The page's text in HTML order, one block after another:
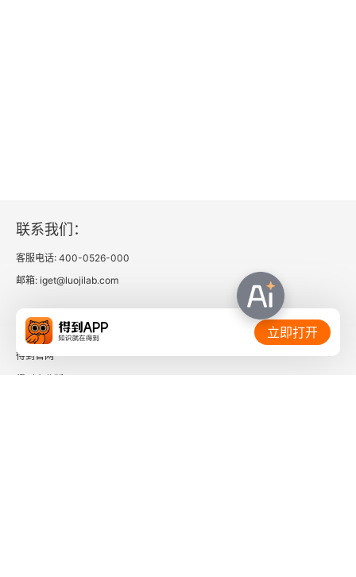
联系我们：
客服电话: 400-0526-000
邮箱: iget@luojilab.com
相关链接：
得到官网
立即打开